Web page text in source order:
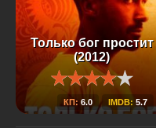
Только бог простит
(2012)
КП: 6.0 IMDB: 5.7